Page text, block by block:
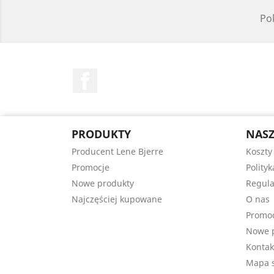
PRODUKTY
Producent Lene Bjerre
Promocje
Nowe produkty
Najczęściej kupowane
O nas
Nowe
Mapa